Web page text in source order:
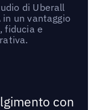
di Uberall
un vantaggio
fiducia e
con